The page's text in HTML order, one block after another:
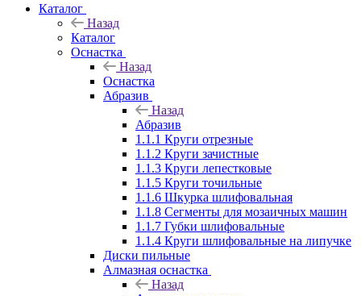
Каталог
Назад
Каталог
Оснастка
Назад
Оснастка
Абразив
Назад
Абразив
1.1.1 Круги отрезные
1.1.2 Круги зачистные
1.1.3 Круги лепестковые
1.1.5 Круги точильные
1.1.6 Шкурка шлифовальная
1.1.8 Сегменты для мозаичных машин
1.1.7 Губки шлифовальные
1.1.4 Круги шлифовальные на липучке
Диски пильные
Алмазная оснастка
Назад